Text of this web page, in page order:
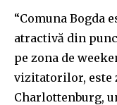
“Comuna Bogda
atractivă din
pe zona de
vizitatorilor, este
Charlottenburg,